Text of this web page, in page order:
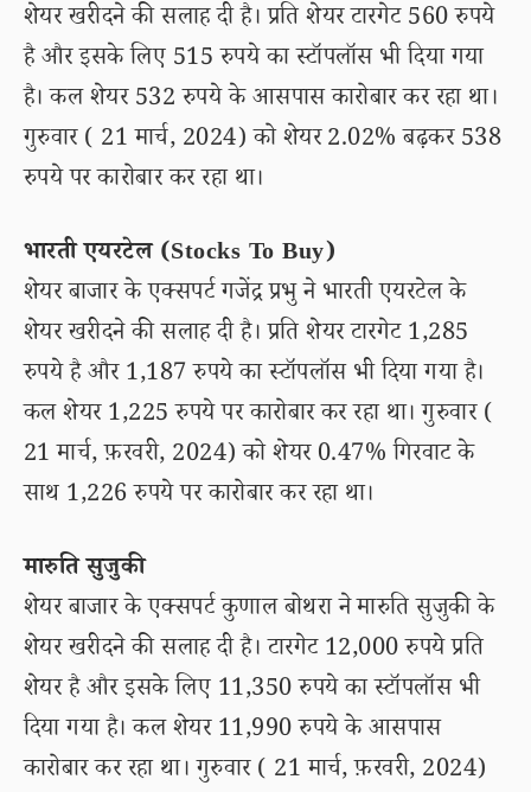
शेयर खरीदने की सलाह दी है। प्रति शेयर टारगेट 560 रुपये
है और इसके लिए 515 रुपये का स्टॉपलॉस भी दिया गया
है। कल शेयर 532 रुपये के आसपास कारोबार कर रहा था।
गुरुवार ( 21 मार्च, 2024) को शेयर 2.02% बढ़कर 538
रुपये पर कारोबार कर रहा था।
भारती एयरटेल (Stocks To Buy)
शेयर बाजार के एक्सपर्ट गजेंद्र प्रभु ने भारती एयरटेल के
शेयर खरीदने की सलाह दी है। प्रति शेयर टारगेट 1,285
रुपये है और 1,187 रुपये का स्टॉपलॉस भी दिया गया है।
कल शेयर 1,225 रुपये पर कारोबार कर रहा था। गुरुवार (
21 मार्च, फ़रवरी, 2024) को शेयर 0.47% गिरवाट के
साथ 1,226 रुपये पर कारोबार कर रहा था।
मारुति सुजुकी
शेयर बाजार के एक्सपर्ट कुणाल बोथरा ने मारुति सुजुकी के
शेयर खरीदने की सलाह दी है। टारगेट 12,000 रुपये प्रति
शेयर है और इसके लिए 11,350 रुपये का स्टॉपलॉस भी
दिया गया है। कल शेयर 11,990 रुपये के आसपास
कारोबार कर रहा था। गुरुवार ( 21 मार्च, फ़रवरी, 2024)